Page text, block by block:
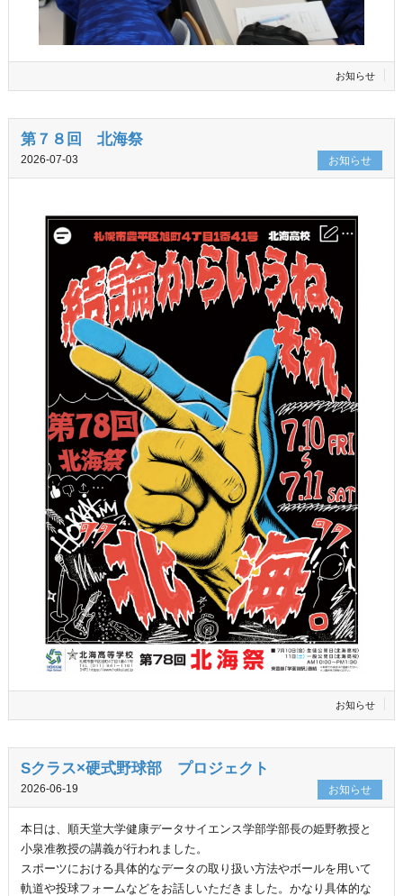
お知らせ
第７８回 北海祭
2026-07-03 お知らせ
お知らせ
Sクラス×硬式野球部 プロジェクト
2026-06-19 お知らせ
本日は、順天堂大学健康データサイエンス学部学部長の姫野教授と
小泉准教授の講義が行われました。
スポーツにおける具体的なデータの取り扱い方法やボールを用いて
軌道や投球フォームなどをお話しいただきました。かなり具体的な